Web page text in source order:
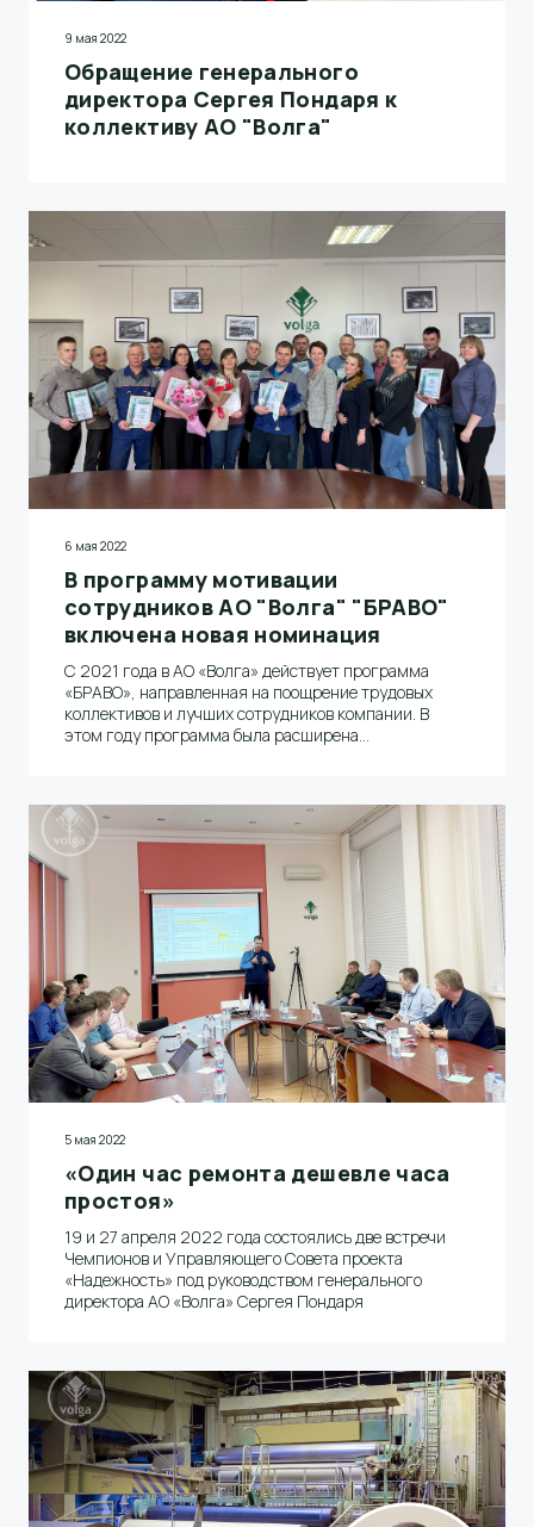
9 мая 2022
Обращение генерального
директора Сергея Пондаря к
коллективу АО "Волга"
6 мая 2022
В программу мотивации
сотрудников АО "Волга" "БРАВО"
включена новая номинация
С 2021 года в АО «Волга» действует программа
«БРАВО», направленная на поощрение трудовых
коллективов и лучших сотрудников компании. В
этом году программа была расширена
5 мая 2022
«Один час ремонта дешевле часа
простоя»
19 и 27 апреля 2022 года состоялись две встречи
Чемпионов и Управляющего Совета проекта
«Надежность» под руководством генерального
директора АО «Волга» Сергея Пондаря